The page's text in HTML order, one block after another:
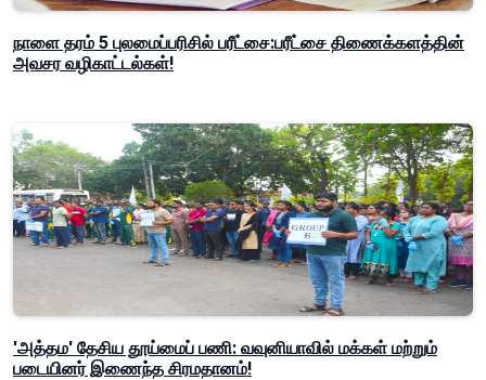
நாளை தரம் 5 புலமைப்பரிசில் பரீட்சை:பரீட்சை திணைக்களத்தின்
அவசர வழிகாட்டல்கள்!
'அத்தம' தேசிய தூய்மைப் பணி: வவுனியாவில் மக்கள் மற்றும்
படையினர் இணைந்த சிரமதானம்!